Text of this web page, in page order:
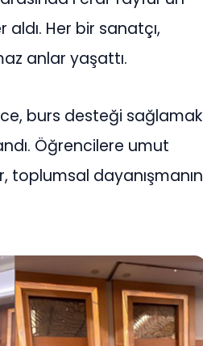
aldı. Her bir sanatçı,
anlar yaşattı.
burs desteği sağlamak
Öğrencilere umut
toplumsal dayanışmanın